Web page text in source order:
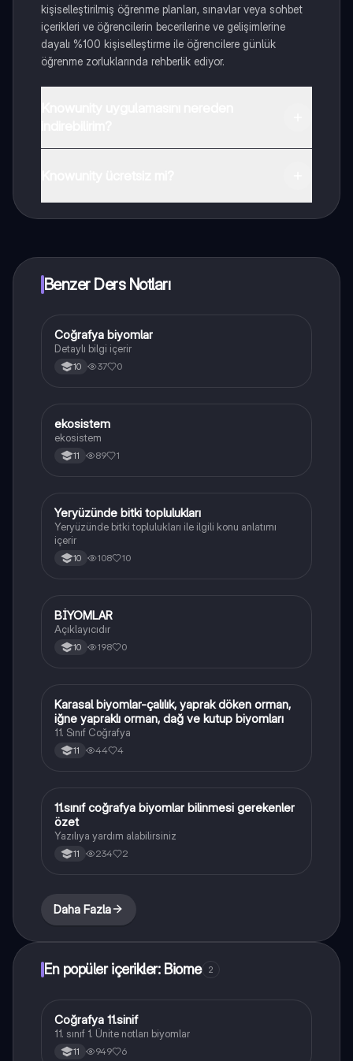
kişiselleştirilmiş öğrenme planları, sınavlar veya sohbet
içerikleri ve öğrencilerin becerilerine ve gelişimlerine
dayalı %100 kişiselleştirme ile öğrencilere günlük
öğrenme zorluklarında rehberlik ediyor.
Benzer Ders Notları
Coğrafya
Coğrafya biyomlar
Detaylı bilgi içerir
10 37 0
Coğrafya
ekosistem
ekosistem
11 89 1
Coğrafya
Yeryüzünde bitki toplulukları
Yeryüzünde bitki toplulukları ile ilgili konu anlatımı
içerir
10 108 10
Coğrafya
BİYOMLAR
Açıklayıcıdır
10 198 0
Coğrafya
Karasal biyomlar-çalılık, yaprak döken orman,
iğne yapraklı orman, dağ ve kutup biyomları
11. Sınıf Coğrafya
11 44 4
Coğrafya
11.sınıf coğrafya biyomlar bilinmesi gerekenler
özet
Yazılıya yardım alabilirsiniz
11 234 2
Daha Fazla
En popüler içerikler: Biome 2
Coğrafya
Coğrafya 11.sinif
11. sınıf 1. Ünite notları biyomlar
11 949 6